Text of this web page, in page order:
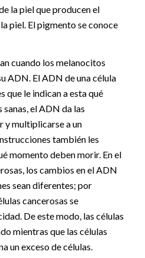
la piel que producen el
piel. El pigmento se conoce
cuando los melanocitos
ADN. El ADN de una célula
que le indican a esta qué
sanas, el ADN da las
y multiplicarse a un
también les
momento deben morir. En el
los cambios en el ADN
sean diferentes; por
cancerosas se
De este modo, las células
mientras que las células
un exceso de células.